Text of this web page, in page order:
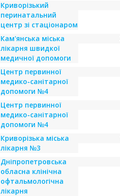
Криворізький
перинатальний
центр зі стаціонаром
Кам'янська міська
лікарня швидкої
медичної допомоги
Центр первинної
медико-санітарної
допомоги №4
Центр первинної
медико-санітарної
допомоги №4
Криворізька міська
лікарня №3
Дніпропетровська
обласна клінічна
офтальмологічна
лікарня